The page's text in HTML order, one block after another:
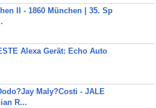
II - 1860 München | 35. Sp
Alexa Gerät: Echo Auto
Maly?Costi - JALE
R...